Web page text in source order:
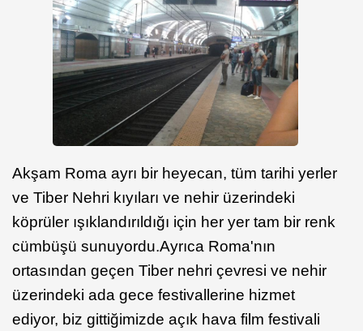
Akşam Roma ayrı bir heyecan, tüm tarihi yerler
ve Tiber Nehri kıyıları ve nehir üzerindeki
köprüler ışıklandırıldığı için her yer tam bir renk
cümbüşü sunuyordu.Ayrıca Roma'nın
ortasından geçen Tiber nehri çevresi ve nehir
üzerindeki ada gece festivallerine hizmet
ediyor, biz gittiğimizde açık hava film festivali